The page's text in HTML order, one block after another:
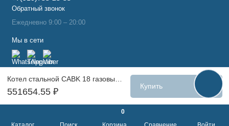
0
551654.55 ₽
Купить
Обратный звонок
Ежедневно 9:00 – 20:00
Мы в сети